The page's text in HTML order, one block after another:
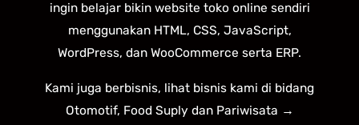
ingin belajar bikin website toko online sendiri
menggunakan HTML, CSS, JavaScript,
WordPress, dan WooCommerce serta ERP.
Kami juga berbisnis, lihat bisnis kami di bidang
Otomotif, Food Suply dan Pariwisata →